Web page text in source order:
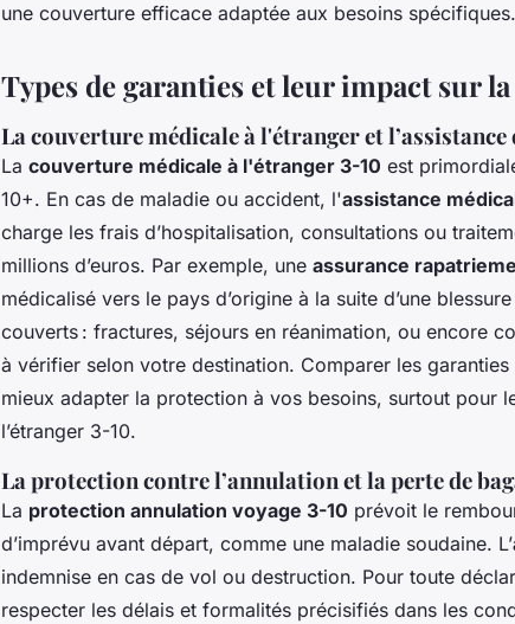
une couverture efficace adaptée aux besoins spécifiques.
Types de garanties et leur impact sur
La couverture médicale à l'étranger et l’assistance
La couverture médicale à l'étranger 3-10 est
10+. En cas de maladie ou accident, l'assistance
charge les frais d’hospitalisation, consultations ou
millions d’euros. Par exemple, une assurance
médicalisé vers le pays d’origine à la suite d’une
couverts : fractures, séjours en réanimation, ou encore
à vérifier selon votre destination. Comparer les
mieux adapter la protection à vos besoins, surtout pour
l’étranger 3-10.
La protection contre l’annulation et la perte de
La protection annulation voyage 3-10 prévoit le
d’imprévu avant départ, comme une maladie soudaine. L’
indemnise en cas de vol ou destruction. Pour toute
respecter les délais et formalités précisifiés dans les